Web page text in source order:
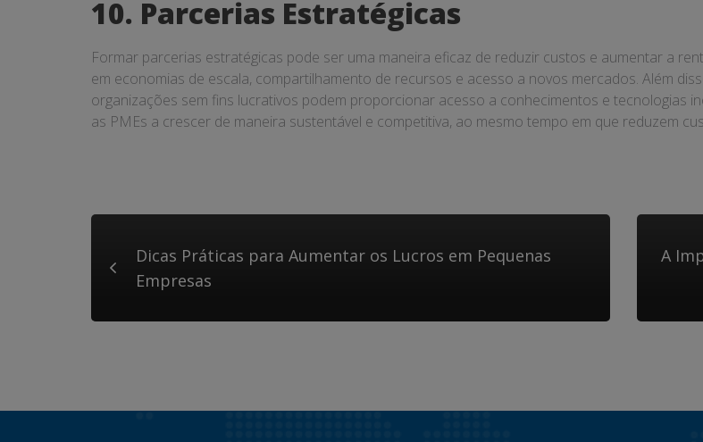
10. Parcerias Estratégicas
Formar parcerias estratégicas pode ser uma maneira eficaz de reduzir custos e aumentar a
em economias de escala, compartilhamento de recursos e acesso a novos mercados. Além
organizações sem fins lucrativos podem proporcionar acesso a conhecimentos e tecnologias
as PMEs a crescer de maneira sustentável e competitiva, ao mesmo tempo em que reduzem
Dicas Práticas para Aumentar os Lucros em Pequenas
Empresas
A